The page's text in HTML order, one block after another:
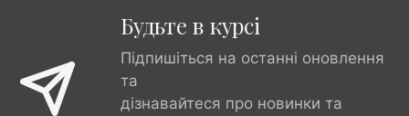
Будьте в курсі
Підпишіться на останні оновлення
та
дізнавайтеся про новинки та